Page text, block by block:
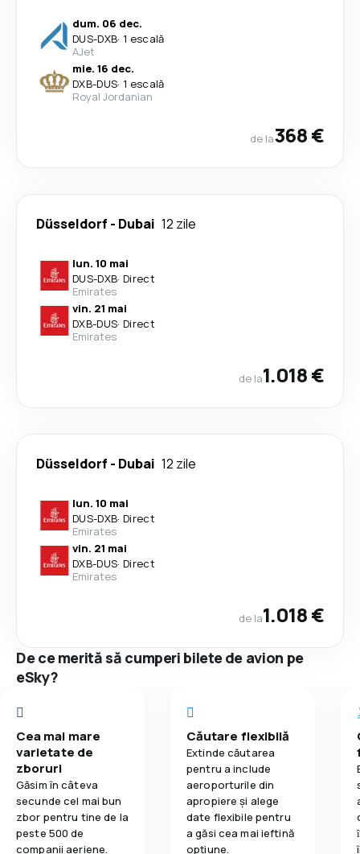
dum. 06 dec.
DUS-DXB· 1 escală
AJet
mie. 16 dec.
DXB-DUS· 1 escală
Royal Jordanian
de la368 €
Düsseldorf - Dubai 12 zile
lun. 10 mai
DUS-DXB· Direct
Emirates
vin. 21 mai
DXB-DUS· Direct
Emirates
de la1.018 €
Düsseldorf - Dubai 12 zile
lun. 10 mai
DUS-DXB· Direct
Emirates
vin. 21 mai
DXB-DUS· Direct
Emirates
de la1.018 €
De ce merită să cumperi bilete de avion pe
eSky?
Cea mai mare
varietate de
zboruri
Găsim în câteva
secunde cel mai bun
zbor pentru tine de la
peste 500 de
companii aeriene.
Căutare flexibilă
Extinde căutarea
pentru a include
aeroporturile din
apropiere și alege
date flexibile pentru
a găsi cea mai ieftină
opțiune.